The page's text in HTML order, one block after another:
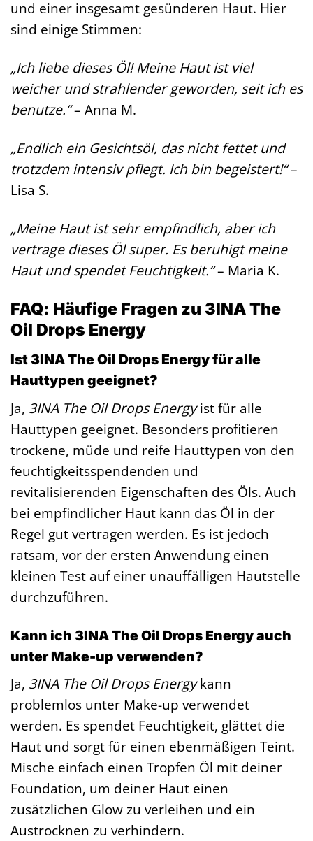
und einer insgesamt gesünderen Haut. Hier
sind einige Stimmen:
„Ich liebe dieses Öl! Meine Haut ist viel
weicher und strahlender geworden, seit ich es
benutze.“– Anna M.
„Endlich ein Gesichtsöl, das nicht fettet und
trotzdem intensiv pflegt. Ich bin begeistert!“–
Lisa S.
„Meine Haut ist sehr empfindlich, aber ich
vertrage dieses Öl super. Es beruhigt meine
Haut und spendet Feuchtigkeit.“– Maria K.
FAQ: Häufige Fragen zu 3INA The
Oil Drops Energy
Ist 3INA The Oil Drops Energy für alle
Hauttypen geeignet?
Ja, 3INA The Oil Drops Energyist für alle
Hauttypen geeignet. Besonders profitieren
trockene, müde und reife Hauttypen von den
feuchtigkeitsspendenden und
revitalisierenden Eigenschaften des Öls. Auch
bei empfindlicher Haut kann das Öl in der
Regel gut vertragen werden. Es ist jedoch
ratsam, vor der ersten Anwendung einen
kleinen Test auf einer unauffälligen Hautstelle
durchzuführen.
Kann ich 3INA The Oil Drops Energy auch
unter Make-up verwenden?
Ja, 3INA The Oil Drops Energykann
problemlos unter Make-up verwendet
werden. Es spendet Feuchtigkeit, glättet die
Haut und sorgt für einen ebenmäßigen Teint.
Mische einfach einen Tropfen Öl mit deiner
Foundation, um deiner Haut einen
zusätzlichen Glow zu verleihen und ein
Austrocknen zu verhindern.